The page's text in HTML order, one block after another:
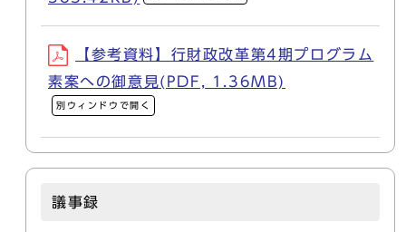
【参考資料】行財政改革第4期プログラム
素案への御意見(PDF, 1.36MB)
別ウィンドウで開く
議事録